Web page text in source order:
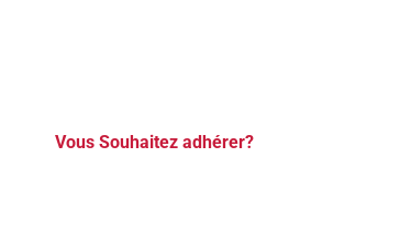
Vous Souhaitez adhérer?